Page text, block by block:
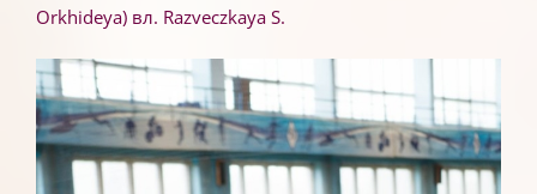
Orkhideya) вл. Razveczkaya S.